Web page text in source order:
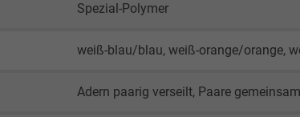
Spezial-Polymer
weiß-blau/blau, weiß-orange/orange,
Adern paarig verseilt, Paare gemeinsam